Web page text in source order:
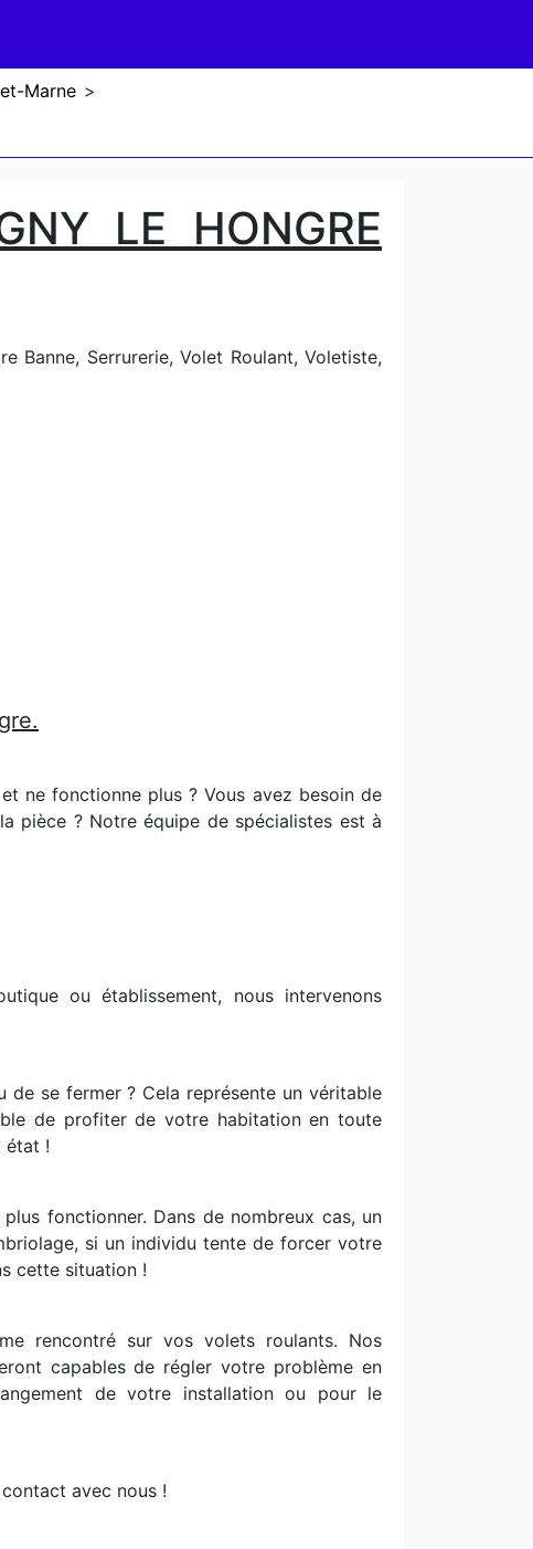
Marne >
LE HONGRE
Banne, Serrurerie, Volet Roulant, Voletiste,
ne fonctionne plus ? Vous avez besoin de
pièce ? Notre équipe de spécialistes est à
ou établissement, nous intervenons
se fermer ? Cela représente un véritable
de profiter de votre habitation en toute
état !
fonctionner. Dans de nombreux cas, un
si un individu tente de forcer votre
cette situation !
rencontré sur vos volets roulants. Nos
capables de régler votre problème en
de votre installation ou pour le
avec nous !